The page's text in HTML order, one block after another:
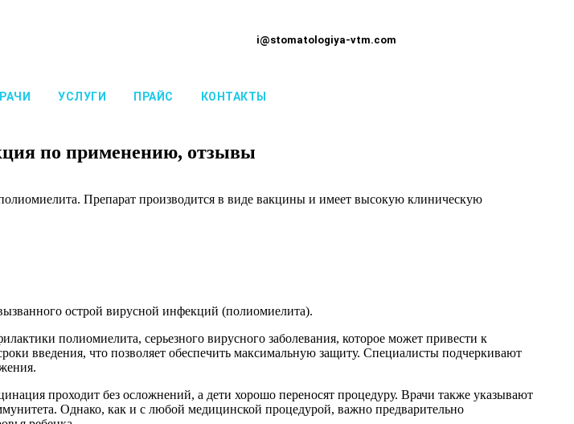
i@stomatologiya-vtm.com
УСЛУГИ ПРАЙС КОНТАКТЫ
по применению, отзывы
Препарат производится в виде вакцины и имеет высокую клиническую
острой вирусной инфекций (полиомиелита).
полиомиелита, серьезного вирусного заболевания, которое может привести к
введения, что позволяет обеспечить максимальную защиту. Специалисты подчеркивают
проходит без осложнений, а дети хорошо переносят процедуру. Врачи также указывают
Однако, как и с любой медицинской процедурой, важно предварительно